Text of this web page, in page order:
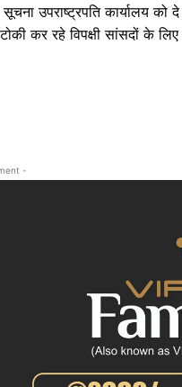
उपराष्ट्रपति कार्यालय को दे
कर रहे विपक्षी सांसदों के लिए
-